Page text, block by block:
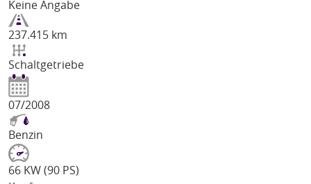
Keine Angabe
237.415 km
Schaltgetriebe
07/2008
Benzin
66 KW (90 PS)